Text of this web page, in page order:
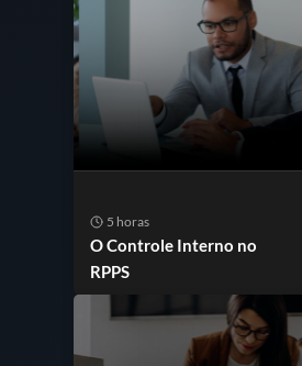
5 horas
O Controle Interno no
RPPS